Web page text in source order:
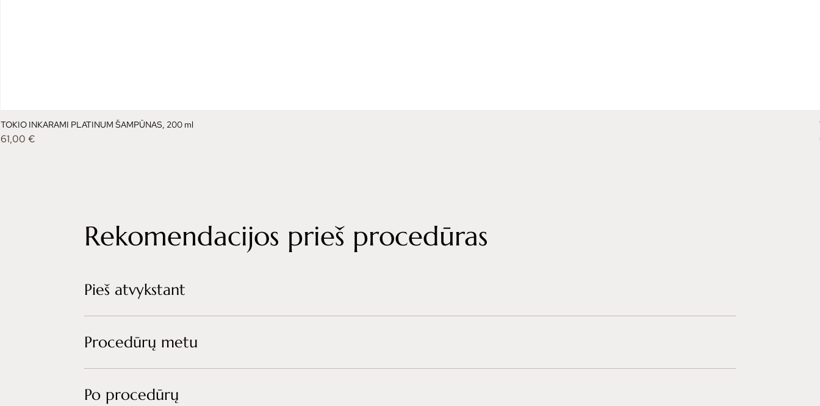
TOKIO INKARAMI PLATINUM ŠAMPŪNAS, 200 ml
Kaina
61,00 €
Pieš atvykstant
Procedūrų metu
Po procedūrų
Rekomendacijos prieš procedūras